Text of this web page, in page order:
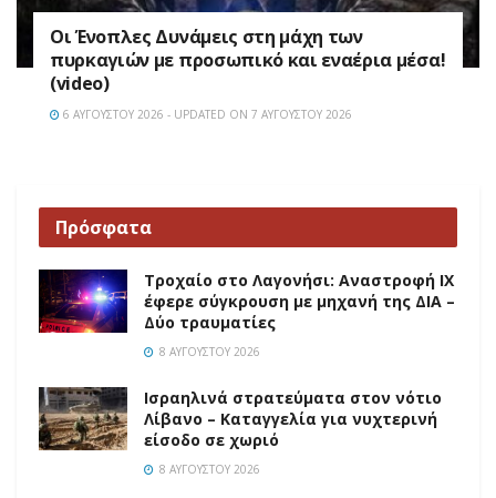
Οι Ένοπλες Δυνάμεις στη μάχη των
πυρκαγιών με προσωπικό και εναέρια μέσα!
(video)
6 ΑΥΓΟΎΣΤΟΥ 2026 - UPDATED ON 7 ΑΥΓΟΎΣΤΟΥ 2026
Πρόσφατα
Τροχαίο στο Λαγονήσι: Αναστροφή ΙΧ
έφερε σύγκρουση με μηχανή της ΔΙΑ –
Δύο τραυματίες
8 ΑΥΓΟΎΣΤΟΥ 2026
Ισραηλινά στρατεύματα στον νότιο
Λίβανο – Καταγγελία για νυχτερινή
είσοδο σε χωριό
8 ΑΥΓΟΎΣΤΟΥ 2026